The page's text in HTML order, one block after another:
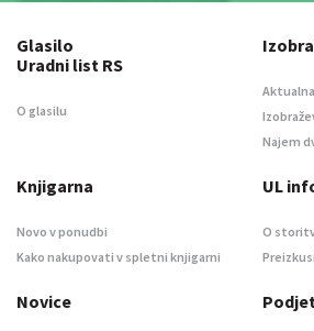
Glasilo
Uradni list RS
O glasilu
Najem
Knjigarna
Novo v ponudbi
Kako nakupovati v spletni knjigarni
UL
O
Novice